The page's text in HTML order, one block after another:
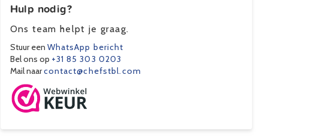
Hulp nodig?
Ons team helpt je graag.
Stuur een WhatsApp bericht
Bel ons op +31 85 303 0203
Mail naarcontact@chefstbl.com